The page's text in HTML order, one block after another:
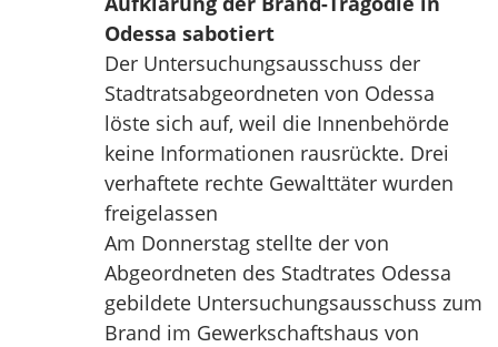
Odessa sabotiert
Der Untersuchungsausschuss der
Stadtratsabgeordneten von Odessa
löste sich auf, weil die Innenbehörde
keine Informationen rausrückte. Drei
verhaftete rechte Gewalttäter wurden
freigelassen
Am Donnerstag stellte der von
Abgeordneten des Stadtrates Odessa
gebildete Untersuchungsausschuss zum
Brand im Gewerkschaftshaus von